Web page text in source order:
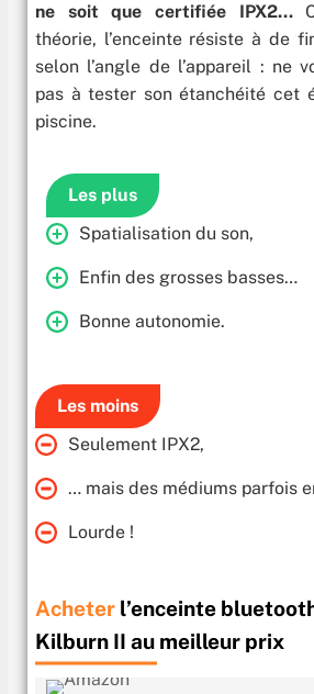
ne soit que certifiée IPX2…
théorie, l’enceinte résiste à de
selon l’angle de l’appareil : ne
pas à tester son étanchéité cet
piscine.
Les plus
Spatialisation du son,
Enfin des grosses basses…
Bonne autonomie.
Les moins
Seulement IPX2,
… mais des médiums parfois
Lourde !
Acheter l’enceinte
Kilburn II au meilleur prix